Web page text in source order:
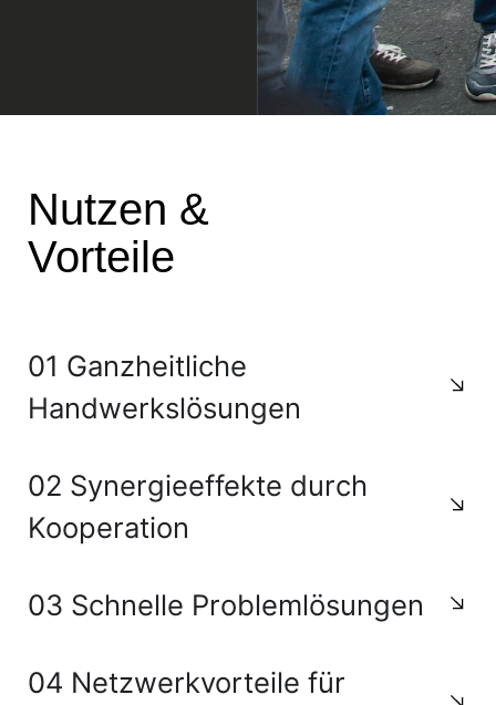
Nutzen &
Vorteile
01 Ganzheitliche
Handwerkslösungen
02 Synergieeffekte durch
Kooperation
03 Schnelle Problemlösungen
04 Netzwerkvorteile für